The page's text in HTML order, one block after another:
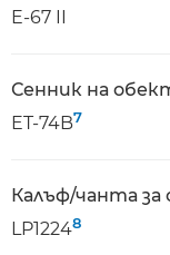
E-67 II
Сенник на
ET-74B7
Калъф/чанта за
LP12248